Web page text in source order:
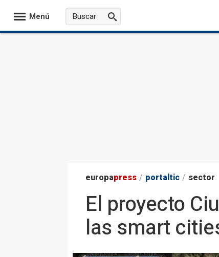
Menú
europapress / portaltic / sector
El proyecto
las smart